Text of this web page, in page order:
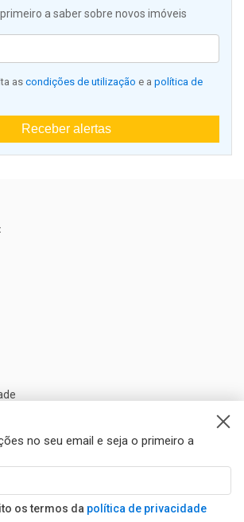
a saber sobre novos imóveis
as condições de utilização e a política de
Receber alertas
no seu email e seja o primeiro a
os termos da política de privacidade